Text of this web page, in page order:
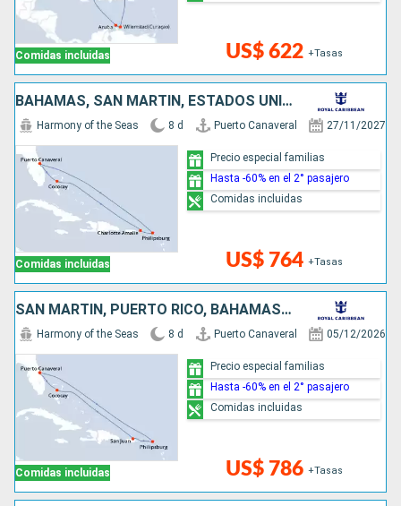
Comidas incluidas US$ 622 +Tasas
BAHAMAS, SAN MARTÍN, ESTADOS UNIDOS
Comidas incluidas
Harmony of the Seas 8 d Puerto Canaveral 27/11/2027
US$ 764 +Tasas
Precio especial familias
Hasta -60% en el 2° pasajero
Comidas incluidas
SAN MARTÍN, PUERTO RICO, BAHAMAS, ESTADOS UNIDOS
Comidas incluidas
Harmony of the Seas 8 d Puerto Canaveral 05/12/2026
US$ 786 +Tasas
Precio especial familias
Hasta -60% en el 2° pasajero
Comidas incluidas